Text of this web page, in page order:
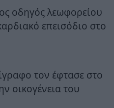
οδηγός λεωφορείου
επεισόδιο στο
τον έφτασε στο
οικογένεια του